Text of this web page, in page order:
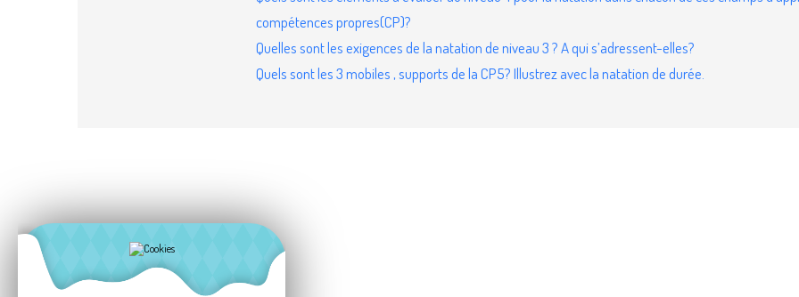
compétences propres(CP)?
Quelles sont les exigences de la natation de niveau 3 ? A qui s’adressent-elles?
Quels sont les 3 mobiles , supports de la CP5?Illustrez avec la natation de durée.